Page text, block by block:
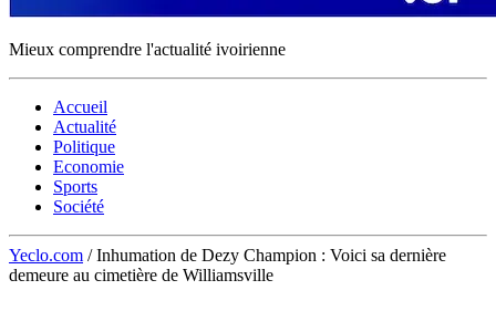
Mieux comprendre l'actualité ivoirienne
Accueil
Actualité
Politique
Economie
Sports
Société
Yeclo.com / Inhumation de Dezy Champion : Voici sa dernière
demeure au cimetière de Williamsville